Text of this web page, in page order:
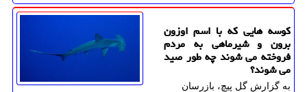
کوسه هایی که با اسم اوزون
برون و شیرماهی به مردم
فروخته می شوند چه طور صید
می شوند؟
به گزارش گل پیچ، بازرسان